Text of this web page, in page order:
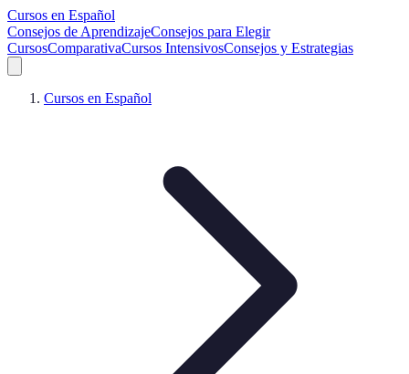
Cursos en Español
Consejos de AprendizajeConsejos para Elegir
CursosComparativaCursos IntensivosConsejos y Estrategias
Cursos en Español